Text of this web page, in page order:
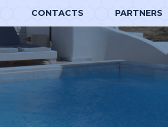
CONTACTS PARTNERS